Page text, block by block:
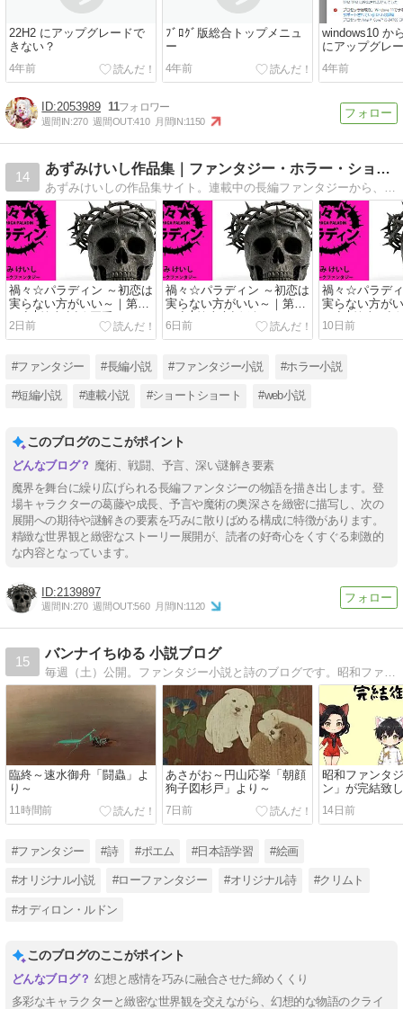
22H2 にアップグレードで
きない？
4年前
ﾌﾞﾛｸﾞ版総合トップメニュ
ー
4年前
windows10 か
にアップグレ
4年前
2053989 11
週間IN:270 週間OUT:410 月間IN:1150
14
あずみけいし作品集｜ファンタジー・ホラー・ショートショート
あずみけいしの作品集サイト。連載中の長編ファンタジーから、ホラー、ショートショート、過去作品まで無料公開。
禍々☆パラディン ～初恋は
実らない方がいい～｜第十
四章│第十七話 悪手
2日前
禍々☆パラディン ～初恋は
実らない方がいい～｜第十
四章│第十六話 鍵
6日前
禍々☆パラデ
実らない方が
四章│第十五
路
10日前
#ファンタジー #長編小説 #ファンタジー小説 #ホラー小説
#短編小説 #連載小説 #ショートショート #web小説
このブログのここがポイント
魔術、戦闘、予言、深い謎解き要素
魔界を舞台に繰り広げられる長編ファンタジーの物語を描き出します。登
場キャラクターの葛藤や成長、予言や魔術の奥深さを緻密に描写し、次の
展開への期待や謎解きの要素を巧みに散りばめる構成に特徴があります。
精緻な世界観と緻密なストーリー展開が、読者の好奇心をくすぐる刺激的
な内容となっています。
2139897
週間IN:270 週間OUT:560 月間IN:1120
15
バンナイちゆる 小説ブログ
毎週（土）公開。ファンタジー小説と詩のブログです。昭和ファンタジー カイコンと「名画の詩集」掲載中。全ての漢字にフリガナを付けた「総ルビ版」があります。日本語学習中の方、漢字を勉強中の方にお薦め！
臨終～速水御舟「闘蟲」よ
り～
11時間前
あさがお～円山応挙「朝顔
狗子図杉戸」より～
7日前
昭和ファンタ
ン」が完結致
14日前
#ファンタジー #詩 #ポエム #日本語学習 #絵画
#オリジナル小説 #ローファンタジー #オリジナル詩 #クリムト
#オディロン・ルドン
このブログのここがポイント
幻想と感情を巧みに融合させた締めくくり
多彩なキャラクターと緻密な世界観を交えながら、幻想的な物語のクライ